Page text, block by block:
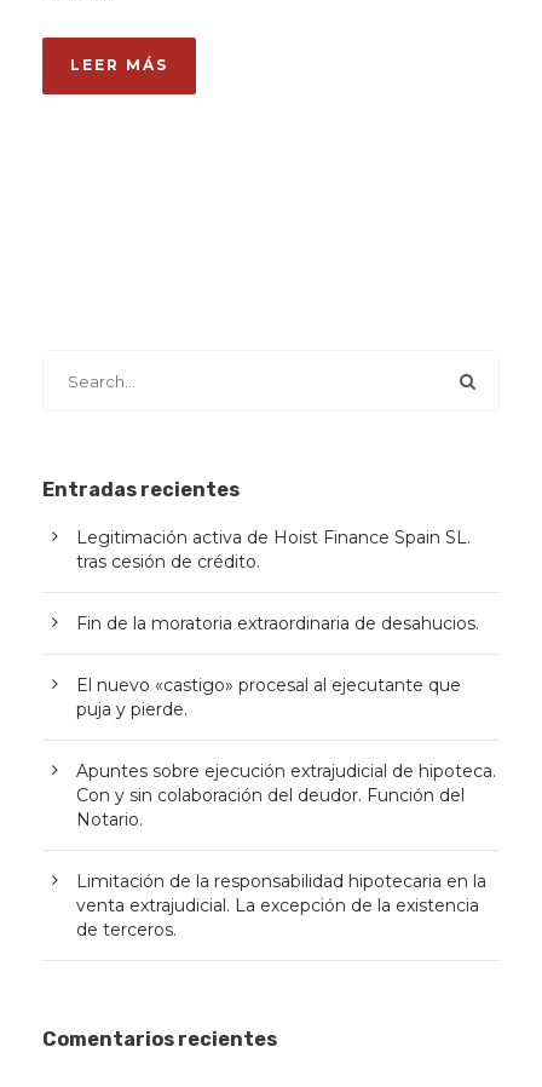
LEER MÁS
Entradas recientes
Legitimación activa de Hoist Finance Spain SL.
tras cesión de crédito.
Fin de la moratoria extraordinaria de desahucios.
El nuevo «castigo» procesal al ejecutante que
puja y pierde.
Apuntes sobre ejecución extrajudicial de hipoteca.
Con y sin colaboración del deudor. Función del
Notario.
Limitación de la responsabilidad hipotecaria en la
venta extrajudicial. La excepción de la existencia
de terceros.
Comentarios recientes